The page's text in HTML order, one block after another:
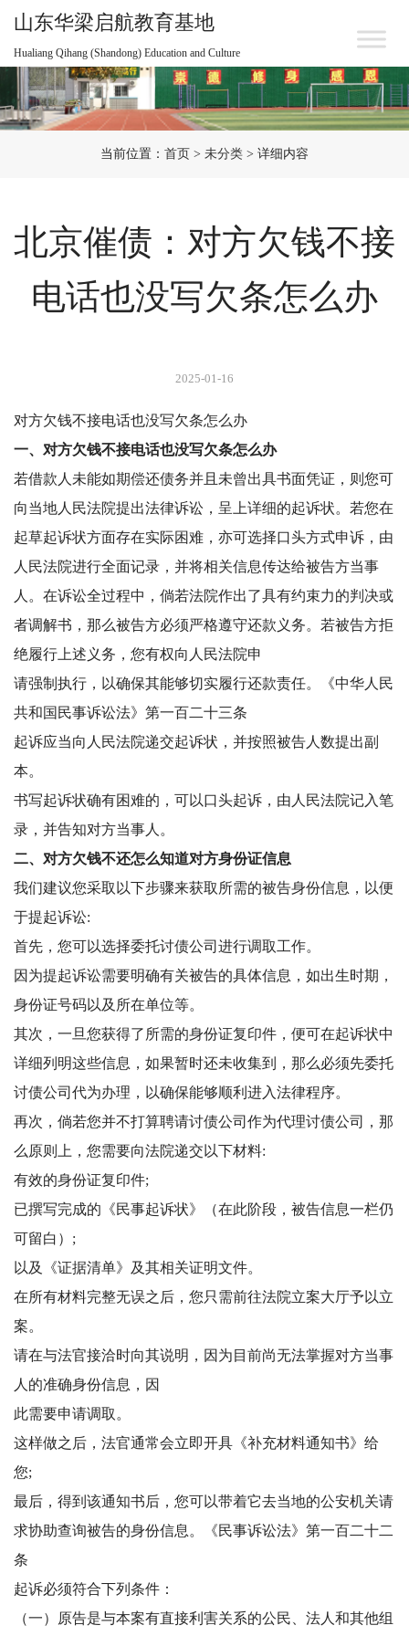
山东华梁启航教育基地
Hualiang Qihang (Shandong) Education and Culture
当前位置： 首页 > 未分类 > 详细内容
北京催债：对方欠钱不接
电话也没写欠条怎么办
2025-01-16
对方欠钱不接电话也没写欠条怎么办
一、对方欠钱不接电话也没写欠条怎么办
若借款人未能如期偿还债务并且未曾出具书面凭证，则您可
向当地人民法院提出法律诉讼，呈上详细的起诉状。若您在
起草起诉状方面存在实际困难，亦可选择口头方式申诉，由
人民法院进行全面记录，并将相关信息传达给被告方当事
人。在诉讼全过程中，倘若法院作出了具有约束力的判决或
者调解书，那么被告方必须严格遵守还款义务。若被告方拒
绝履行上述义务，您有权向人民法院申
请强制执行，以确保其能够切实履行还款责任。《中华人民
共和国民事诉讼法》第一百二十三条
起诉应当向人民法院递交起诉状，并按照被告人数提出副
本。
书写起诉状确有困难的，可以口头起诉，由人民法院记入笔
录，并告知对方当事人。
二、对方欠钱不还怎么知道对方身份证信息
我们建议您采取以下步骤来获取所需的被告身份信息，以便
于提起诉讼:
首先，您可以选择委托讨债公司进行调取工作。
因为提起诉讼需要明确有关被告的具体信息，如出生时期，
身份证号码以及所在单位等。
其次，一旦您获得了所需的身份证复印件，便可在起诉状中
详细列明这些信息，如果暂时还未收集到，那么必须先委托
讨债公司代为办理，以确保能够顺利进入法律程序。
再次，倘若您并不打算聘请讨债公司作为代理讨债公司，那
么原则上，您需要向法院递交以下材料:
有效的身份证复印件;
已撰写完成的《民事起诉状》（在此阶段，被告信息一栏仍
可留白）;
以及《证据清单》及其相关证明文件。
在所有材料完整无误之后，您只需前往法院立案大厅予以立
案。
请在与法官接洽时向其说明，因为目前尚无法掌握对方当事
人的准确身份信息，因
此需要申请调取。
这样做之后，法官通常会立即开具《补充材料通知书》给
您;
最后，得到该通知书后，您可以带着它去当地的公安机关请
求协助查询被告的身份信息。《民事诉讼法》第一百二十二
条
起诉必须符合下列条件：
（一）原告是与本案有直接利害关系的公民、法人和其他组